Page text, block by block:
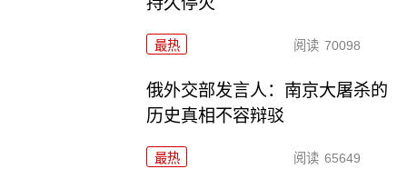
最热 阅读 70098
俄外交部发言人：南京大屠杀的
历史真相不容辩驳
最热 阅读 65649